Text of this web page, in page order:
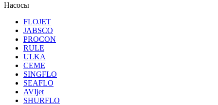
Насосы
FLOJET
JABSCO
PROCON
RULE
ULKA
CEME
SINGFLO
SEAFLO
AVIjet
SHURFLO